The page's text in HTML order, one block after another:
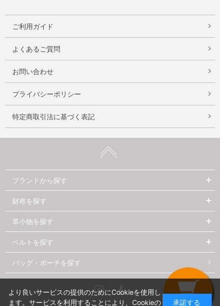
ご利用ガイド
よくあるご質問
お問い合わせ
プライバシーポリシー
特定商取引法に基づく表記
ブランドから探す
財布を探す
革小物を探す
ベルトを探す
バッグ・ポーチを探す
InstagramFacebook
より良いサービスの提供のためにCookieを使用し
ます。サービスを利用することにより、Cookieの
承諾する